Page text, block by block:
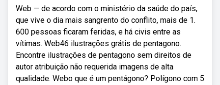
Web — de acordo com o ministério da saúde do país,
que vive o dia mais sangrento do conflito, mais de 1.
600 pessoas ficaram feridas, e há civis entre as
vítimas. Web46 ilustrações grátis de pentagono.
Encontre ilustrações de pentagono sem direitos de
autor atribuição não requerida imagens de alta
qualidade. Webo que é um pentágono? Polígono com 5